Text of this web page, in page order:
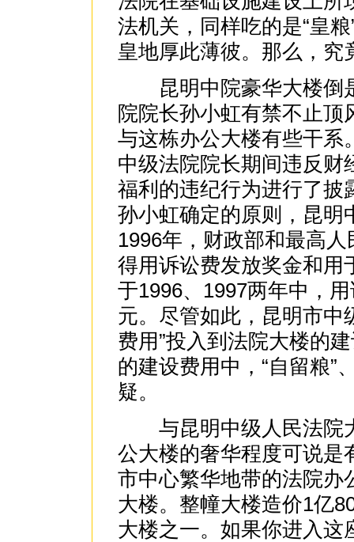
法机关，同样吃的是“皇
皇地厚此薄彼。那么，
昆明中院豪华大楼倒
院院长孙小虹有禁不止
与这栋办公大楼有些干系
中级法院院长期间违反财
福利的违纪行为进行了披
孙小虹确定的原则，昆明
1996年，财政部和最高
得用诉讼费发放奖金和用
于1996、1997两年中，
元。尽管如此，昆明市中
费用”投入到法院大楼的
的建设费用中，“自留粮”
疑。
与昆明中级人民法院
公大楼的奢华程度可说是
市中心繁华地带的法院办
大楼。整幢大楼造价1亿
大楼之一。如果你进入这